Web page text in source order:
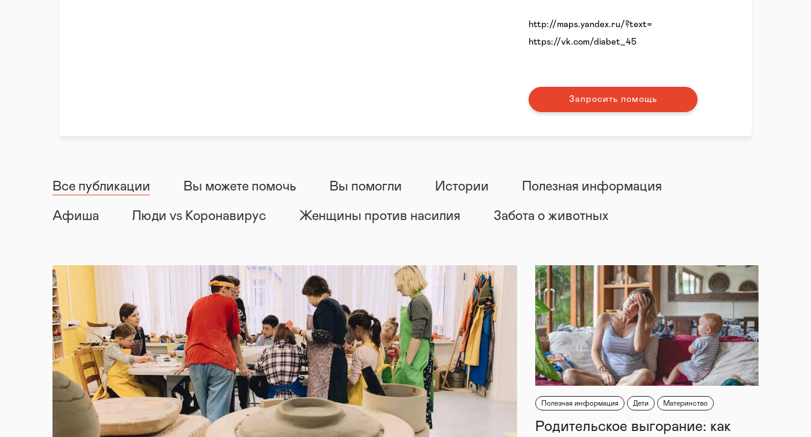
http://maps.yandex.ru/?text=
https://vk.com/diabet_45
Запросить помощь
Все публикации Вы можете помочь Вы помогли Истории Полезная информация
Афиша Люди vs Коронавирус Женщины против насилия Забота о животных
Полезная информация Дети Материнство
Родительское выгорание: как